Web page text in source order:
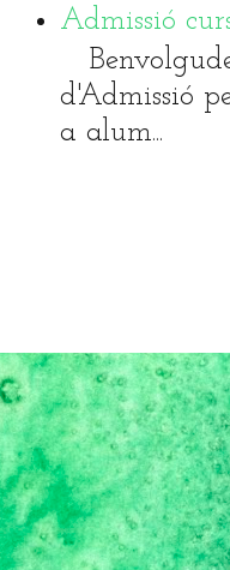
Admissió
d'Admissió
a alum...